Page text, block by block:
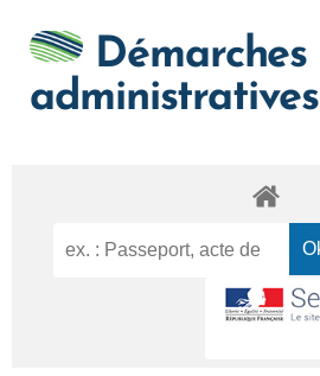
Démarches
administratives